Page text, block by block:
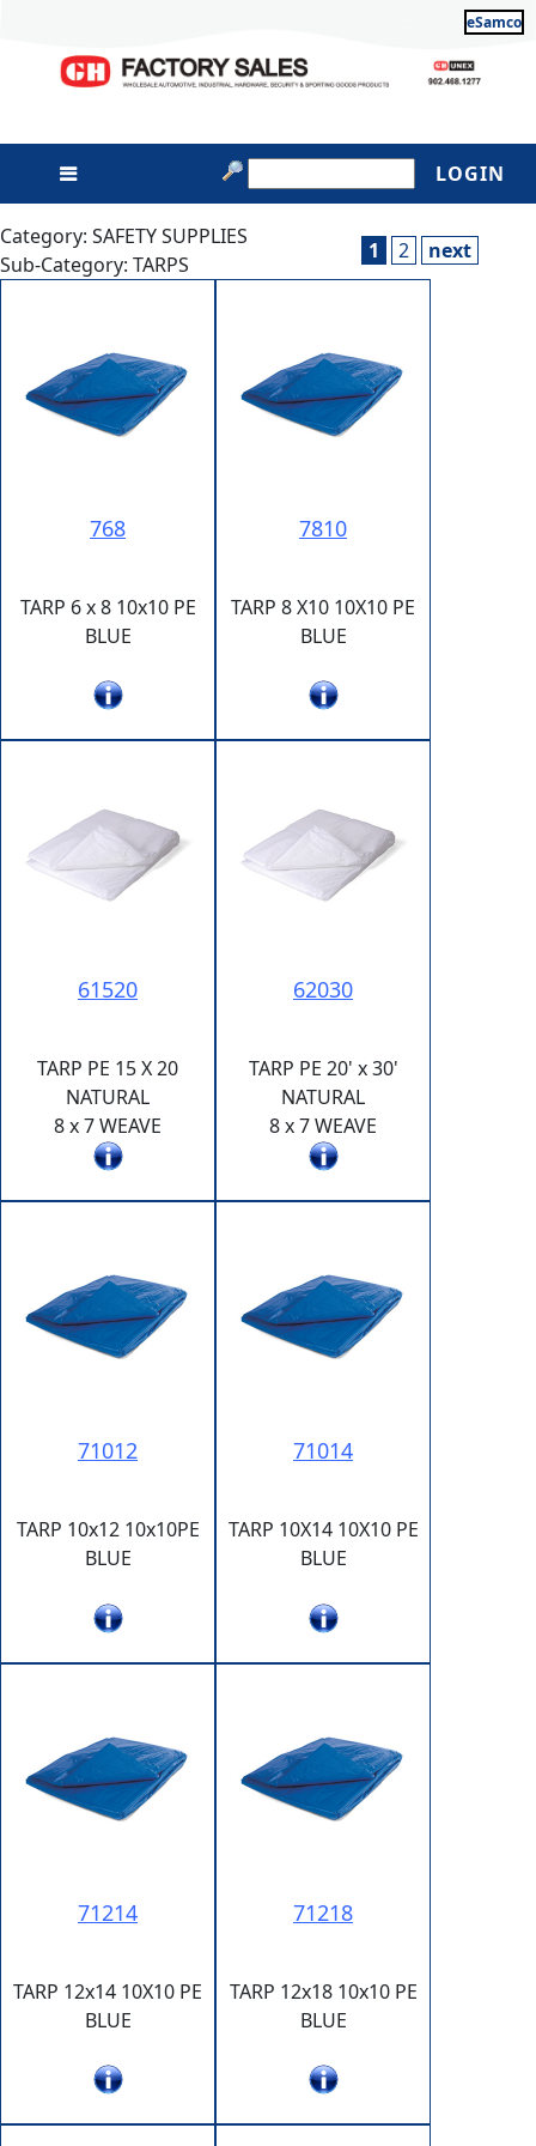
eSamco
LOGIN
Category: SAFETY SUPPLIES
Sub-Category: TARPS
1 2 next
768
TARP 6 x 8 10x10 PE
BLUE
7810
TARP 8 X10 10X10 PE
BLUE
61520
TARP PE 15 X 20
NATURAL
8 x 7 WEAVE
62030
TARP PE 20' x 30'
NATURAL
8 x 7 WEAVE
71012
TARP 10x12 10x10PE
BLUE
71014
TARP 10X14 10X10 PE
BLUE
71214
TARP 12x14 10X10 PE
BLUE
71218
TARP 12x18 10x10 PE
BLUE